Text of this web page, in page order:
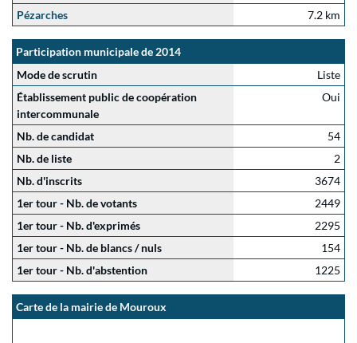
Pézarches
7.2 km
Participation municipale de 2014
Mode de scrutin
Liste
Établissement public de coopération
intercommunale
Oui
Nb. de candidat
54
Nb. de liste
2
Nb. d'inscrits
3674
1er tour - Nb. de votants
2449
1er tour - Nb. d'exprimés
2295
1er tour - Nb. de blancs / nuls
154
1er tour - Nb. d'abstention
1225
Carte de la mairie de Mouroux